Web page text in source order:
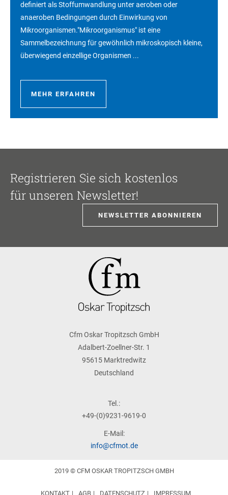
definiert als Stoffumwandlung unter aeroben oder
anaeroben Bedingungen durch Einwirkung von
Mikroorganismen."Mikroorganismus" ist eine
Sammelbezeichnung für gewöhnlich mikroskopisch kleine,
überwiegend einzellige Organismen ...
MEHR ERFAHREN
Registrieren Sie sich kostenlos
für unseren Newsletter!
NEWSLETTER ABONNIEREN
Cfm Oskar Tropitzsch GmbH
Adalbert-Zoellner-Str. 1
95615 Marktredwitz
Deutschland
Tel.:
+49-(0)9231-9619-0
E-Mail:
info@cfmot.de
2019 © CFM OSKAR TROPITZSCH GMBH
KONTAKT AGB DATENSCHUTZ IMPRESSUM